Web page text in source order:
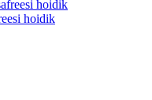
hoidik